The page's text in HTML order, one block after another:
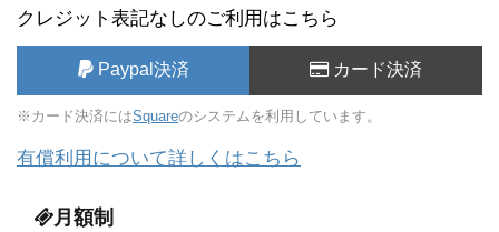
クレジット表記なしのご利用はこちら
Paypal決済 カード決済
※カード決済にはSquareのシステムを利用しています。
有償利用について詳しくはこちら
月額制